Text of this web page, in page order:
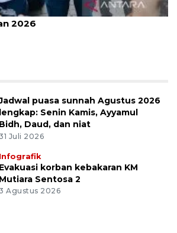
jaringan tetap stabil saat
2026
puasa sunnah Agustus 2026
lengkap: Senin Kamis, Ayyamul
Bidh, Daud, dan niat
Juli 2026
Infografik
Evakuasi korban kebakaran KM
Mutiara Sentosa 2
Agustus 2026